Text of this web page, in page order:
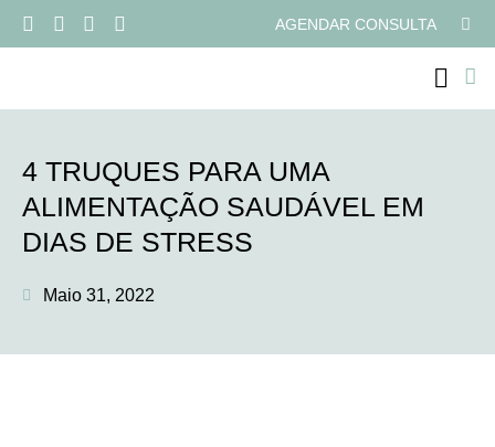
AGENDAR CONSULTA
4 TRUQUES PARA UMA
ALIMENTAÇÃO SAUDÁVEL EM
DIAS DE STRESS
Maio 31, 2022